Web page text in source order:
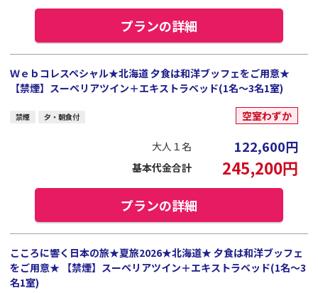
プランの詳細
Ｗｅｂコレスペシャル★北海道 夕食は和洋ブッフェをご用意★
【禁煙】スーペリアツイン＋エキストラベッド(1名～3名1室)
禁煙 夕・朝食付 空室わずか
大人１名 122,600円
基本代金合計 245,200円
プランの詳細
こころに響く日本の旅★夏旅2026★北海道★ 夕食は和洋ブッフェ
をご用意★ 【禁煙】スーペリアツイン＋エキストラベッド(1名～3
名1室)